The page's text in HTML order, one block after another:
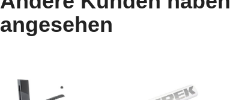
angesehen